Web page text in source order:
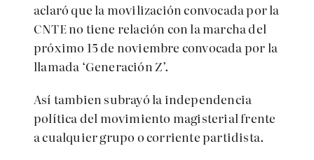
aclaró que la movilización convocada por la
CNTE no tiene relación con la marcha del
próximo 15 de noviembre convocada por la
llamada ‘Generación Z’.
Así tambien subrayó la independencia
política del movimiento magisterial frente
a cualquier grupo o corriente partidista.